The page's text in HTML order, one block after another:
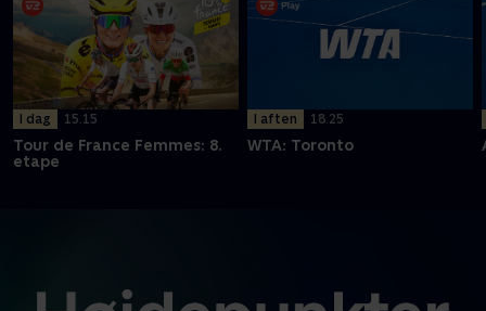
I dag 15.15
Tour de France Femmes: 8.
etape
I aften 18.25
WTA: Toronto